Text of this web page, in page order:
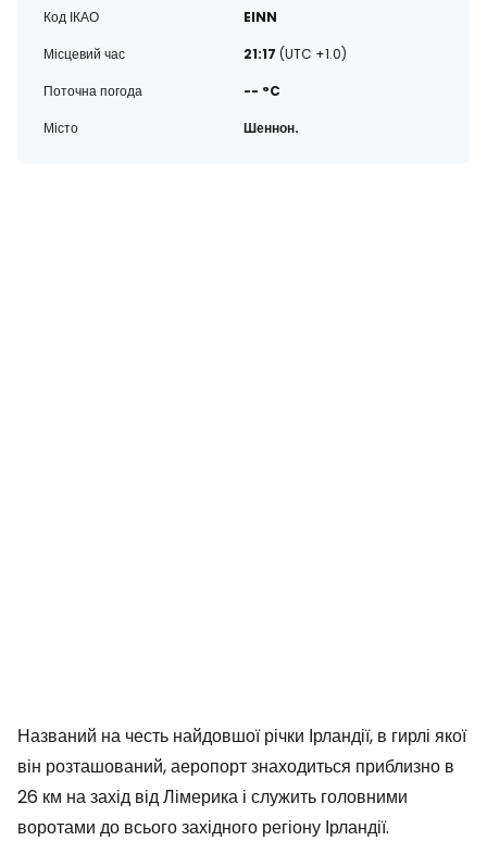
Код ІКАО
EINN
Місцевий час
21:17 (UTC +1.0)
Поточна погода
-- °C
Місто
Шеннон.
Названий на честь найдовшої річки Ірландії, в гирлі якої
він розташований, аеропорт знаходиться приблизно в
26 км на захід від Лімерика і служить головними
воротами до всього західного регіону Ірландії.